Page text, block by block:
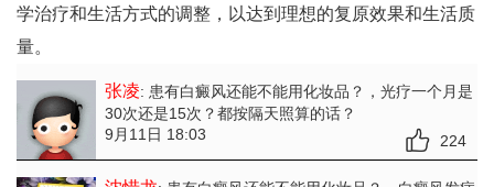
学治疗和生活方式的调整，以达到理想的复原效果和生活质
量。
张凌: 患有白癜风还能不能用化妆品？ ，光疗一个月是
30次还是15次？都按隔天照算的话？
9月11日 18:03
224